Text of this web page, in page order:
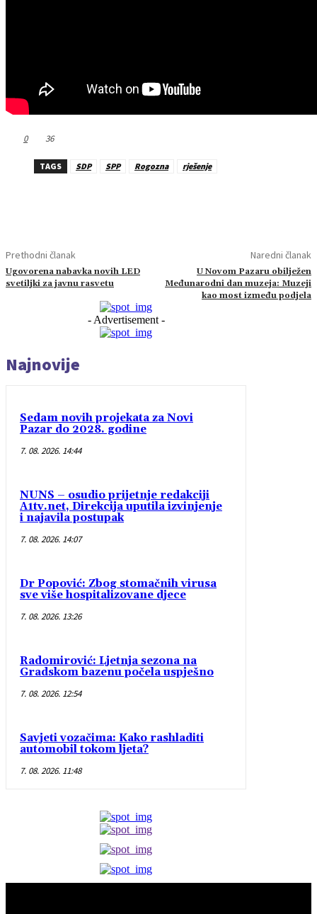
0 36
TAGS SDP SPP Rogozna rješenje
Prethodni članak
Ugovorena nabavka novih LED
svetiljki za javnu rasvetu
Naredni članak
U Novom Pazaru obilježen
Međunarodni dan muzeja: Muzeji
kao most između podjela
- Advertisement -
Najnovije
Sedam novih projekata za Novi
Pazar do 2028. godine
7. 08. 2026. 14:44
NUNS – osudio prijetnje redakciji
A1tv.net, Direkcija uputila izvinjenje
i najavila postupak
7. 08. 2026. 14:07
Dr Popović: Zbog stomačnih virusa
sve više hospitalizovane djece
7. 08. 2026. 13:26
Radomirović: Ljetnja sezona na
Gradskom bazenu počela uspješno
7. 08. 2026. 12:54
Savjeti vozačima: Kako rashladiti
automobil tokom ljeta?
7. 08. 2026. 11:48